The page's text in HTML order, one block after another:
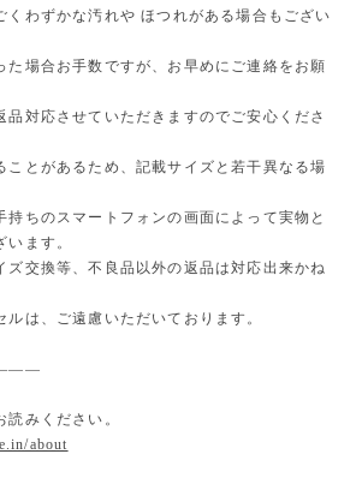
くわずかな汚れや ほつれがある場合もござい
た場合お手数ですが、お早めにご連絡をお願
品対応させていただきますのでご安心くださ
ことがあるため、記載サイズと若干異なる場
持ちのスマートフォンの画面によって実物と
ます。
ズ交換等、不良品以外の返品は対応出来かね
ルは、ご遠慮いただいております。
読みください。
about